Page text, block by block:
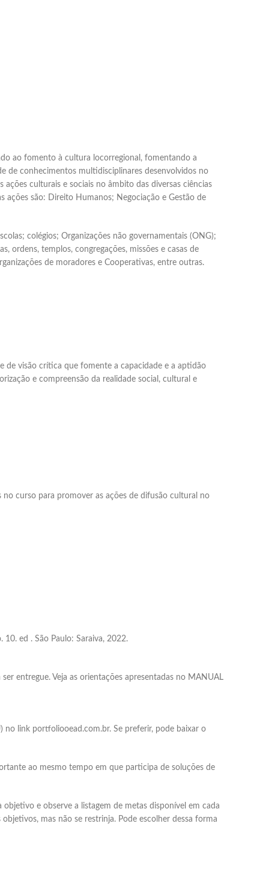
ao fomento à cultura locorregional, fomentando a
de conhecimentos multidisciplinares desenvolvidos no
culturais e sociais no âmbito das diversas ciências
ações são: Direito Humanos; Negociação e Gestão de
colégios; Organizações não governamentais (ONG);
ordens, templos, congregações, missões e casas de
de moradores e Cooperativas, entre outras.
de visão crítica que fomente a capacidade e a aptidão
e compreensão da realidade social, cultural e
curso para promover as ações de difusão cultural no
ed . São Paulo: Saraiva, 2022.
entregue. Veja as orientações apresentadas no MANUAL
no link portfoliooead.com.br. Se preferir, pode baixar o
ao mesmo tempo em que participa de soluções de
e observe a listagem de metas disponível em cada
mas não se restrinja. Pode escolher dessa forma